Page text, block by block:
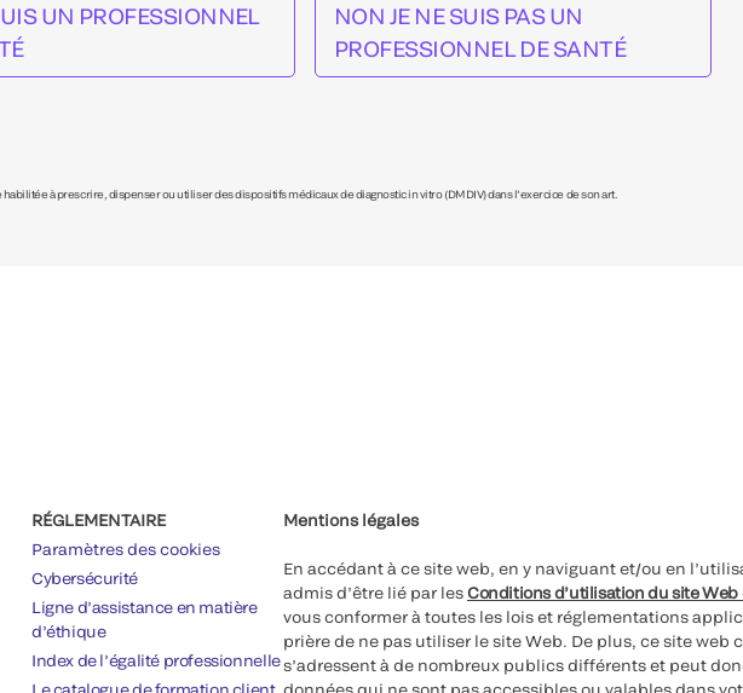
UN PROFESSIONNEL
NON JE NE SUIS PAS UN
PROFESSIONNEL DE SANTÉ
à prescrire, dispenser ou utiliser des dispositifs médicaux de diagnostic in vitro (DMDIV) dans l’exercice de son art.
RÉGLEMENTAIRE
Paramètres des cookies
Cybersécurité
Ligne d’assistance en matière
d’éthique
Index de l’égalité professionnelle
Mentions légales
En accédant à ce site web, en y naviguant et/ou en
admis d’être lié par lesConditions d’utilisation du site Web
vous conformer à toutes les lois et réglementations
prière de ne pas utiliser le site Web. De plus, ce site
s’adressent à de nombreux publics différents et peut